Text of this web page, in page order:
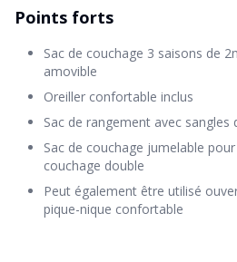
Points forts
Sac de couchage 3 saisons de
amovible
Oreiller confortable inclus
Sac de rangement avec sangles
Sac de couchage jumelable
couchage double
Peut également être utilisé
pique-nique confortable